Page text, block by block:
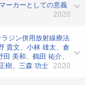
ーカーとしての意義
2020
ジン併用放射線療法
貴文、小林 雄太、倉
美和、鶴田 祐介、
樹、三森 功士
2020